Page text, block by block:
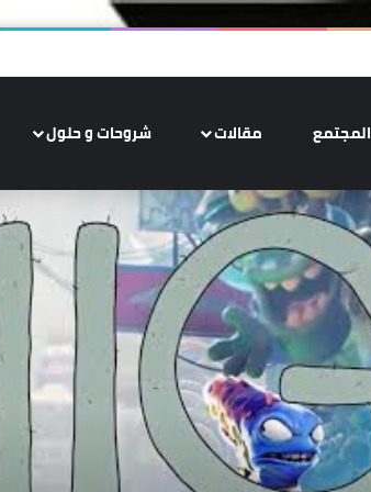
المجتمع مقالات شروحات و حلول